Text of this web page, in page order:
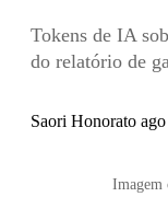
Tokens de IA
do relatório de
Saori Honorato
Imagem